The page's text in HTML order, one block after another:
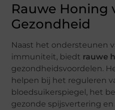
Rauwe Honing
Gezondheid
Naast het ondersteunen
immuniteit, biedt rauwe
gezondheidsvoordelen.
helpen bij het reguleren
bloedsuikerspiegel, het
gezonde spijsvertering